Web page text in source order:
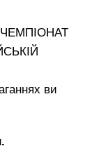
ЧЕМПІОНАТ
ви